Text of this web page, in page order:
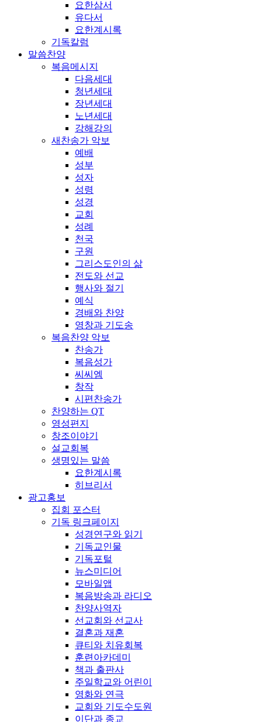
요한삼서
유다서
요한계시록
기독칼럼
말씀찬양
복음메시지
다음세대
청년세대
장년세대
노년세대
강해강의
새찬송가 악보
예배
성부
성자
성령
성경
교회
성례
천국
구원
그리스도인의 삶
전도와 선교
행사와 절기
예식
경배와 찬양
영창과 기도송
복음찬양 악보
찬송가
복음성가
씨씨엠
창작
시편찬송가
찬양하는 QT
영성편지
창조이야기
설교회복
생명있는 말씀
요한계시록
히브리서
광고홍보
집회 포스터
기독 링크페이지
성경연구와 읽기
기독교인물
기독포털
뉴스미디어
모바일앱
복음방송과 라디오
찬양사역자
선교회와 선교사
결혼과 재혼
큐티와 치유회복
훈련아카데미
책과 출판사
주일학교와 어린이
영화와 연극
교회와 기도수도원
이단과 종교